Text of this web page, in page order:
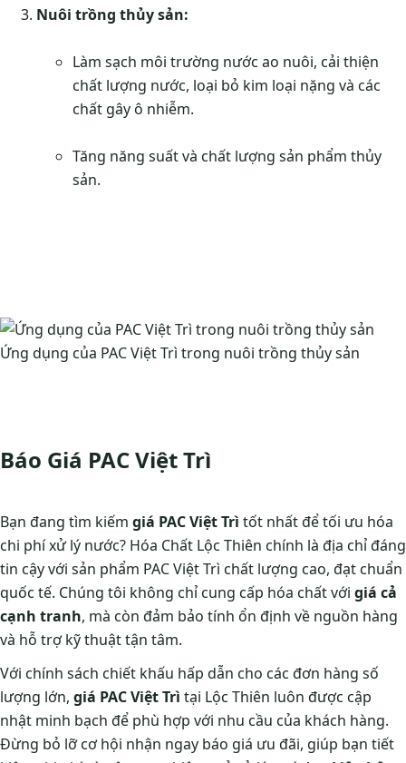
Nuôi trồng thủy sản:
Làm sạch môi trường nước ao nuôi, cải thiện
chất lượng nước, loại bỏ kim loại nặng và các
chất gây ô nhiễm.
Tăng năng suất và chất lượng sản phẩm thủy
sản.
Ứng dụng của PAC Việt Trì trong nuôi trồng thủy sản
Báo Giá PAC Việt Trì
Bạn đang tìm kiếm giá PAC Việt Trì tốt nhất để tối ưu hóa
chi phí xử lý nước? Hóa Chất Lộc Thiên chính là địa chỉ đáng
tin cậy với sản phẩm PAC Việt Trì chất lượng cao, đạt chuẩn
quốc tế. Chúng tôi không chỉ cung cấp hóa chất với giá cả
cạnh tranh, mà còn đảm bảo tính ổn định về nguồn hàng
và hỗ trợ kỹ thuật tận tâm.
Với chính sách chiết khấu hấp dẫn cho các đơn hàng số
lượng lớn, giá PAC Việt Trì tại Lộc Thiên luôn được cập
nhật minh bạch để phù hợp với nhu cầu của khách hàng.
Đừng bỏ lỡ cơ hội nhận ngay báo giá ưu đãi, giúp bạn tiết